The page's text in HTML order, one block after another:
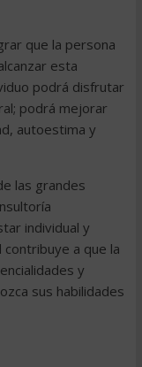
que la persona
esta
podrá disfrutar
podrá mejorar
autoestima y
las grandes
individual y
a que la
y
sus habilidades